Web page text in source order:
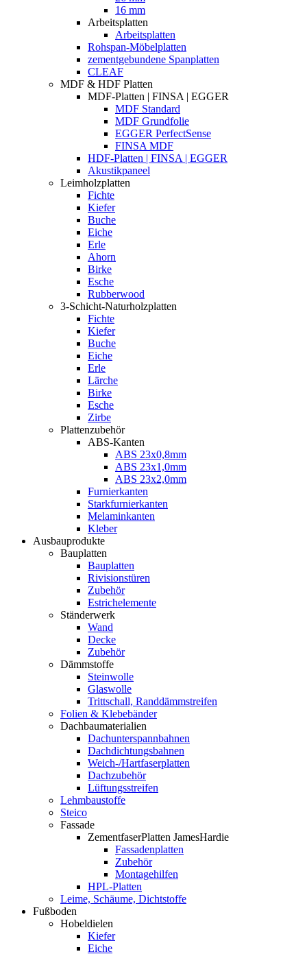
16 mm
Arbeitsplatten
Arbeitsplatten
Rohspan-Möbelplatten
zementgebundene Spanplatten
CLEAF
MDF & HDF Platten
MDF-Platten | FINSA | EGGER
MDF Standard
MDF Grundfolie
EGGER PerfectSense
FINSA MDF
HDF-Platten | FINSA | EGGER
Akustikpaneel
Leimholzplatten
Fichte
Kiefer
Buche
Eiche
Erle
Ahorn
Birke
Esche
Rubberwood
3-Schicht-Naturholzplatten
Fichte
Kiefer
Buche
Eiche
Erle
Lärche
Birke
Esche
Zirbe
Plattenzubehör
ABS-Kanten
ABS 23x0,8mm
ABS 23x1,0mm
ABS 23x2,0mm
Furnierkanten
Starkfurnierkanten
Melaminkanten
Kleber
Ausbauprodukte
Bauplatten
Bauplatten
Rivisionstüren
Zubehör
Estrichelemente
Ständerwerk
Wand
Decke
Zubehör
Dämmstoffe
Steinwolle
Glaswolle
Trittschall, Randdämmstreifen
Folien & Klebebänder
Dachbaumaterialien
Dachunterspannbahnen
Dachdichtungsbahnen
Weich-/Hartfaserplatten
Dachzubehör
Lüftungsstreifen
Lehmbaustoffe
Steico
Fassade
ZementfaserPlatten JamesHardie
Fassadenplatten
Zubehör
Montagehilfen
HPL-Platten
Leime, Schäume, Dichtstoffe
Fußboden
Hobeldielen
Kiefer
Eiche